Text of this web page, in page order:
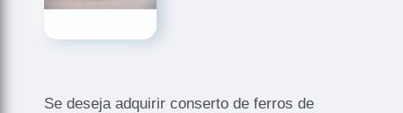
Se deseja adquirir conserto de ferros de